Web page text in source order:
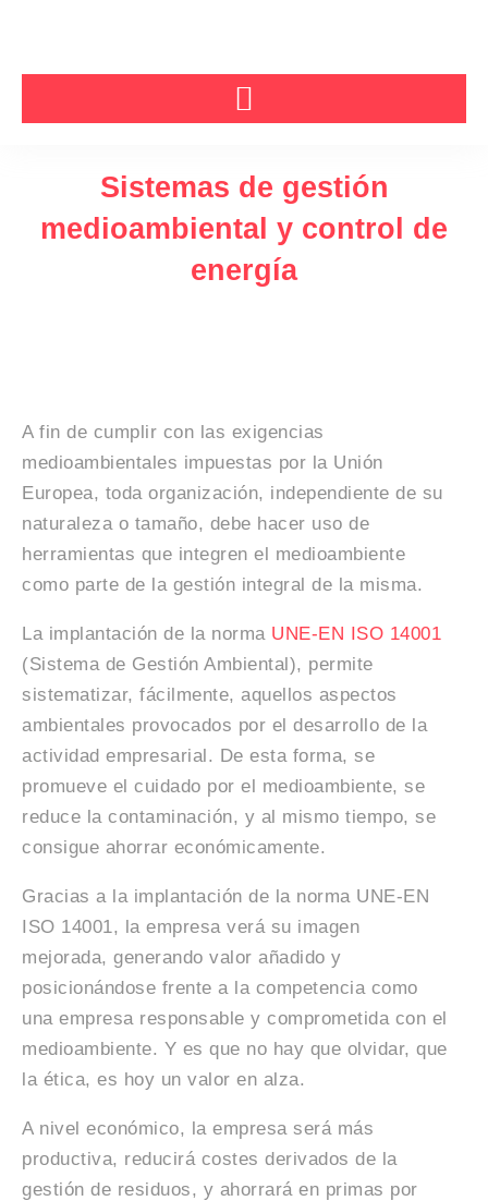
contenido
Sistemas de gestión
medioambiental y control de
energía
A fin de cumplir con las exigencias
medioambientales impuestas por la Unión
Europea, toda organización, independiente de su
naturaleza o tamaño, debe hacer uso de
herramientas que integren el medioambiente
como parte de la gestión integral de la misma.
La implantación de la norma UNE-EN ISO 14001
(Sistema de Gestión Ambiental), permite
sistematizar, fácilmente, aquellos aspectos
ambientales provocados por el desarrollo de la
actividad empresarial. De esta forma, se
promueve el cuidado por el medioambiente, se
reduce la contaminación, y al mismo tiempo, se
consigue ahorrar económicamente.
Gracias a la implantación de la norma UNE-EN
ISO 14001, la empresa verá su imagen
mejorada, generando valor añadido y
posicionándose frente a la competencia como
una empresa responsable y comprometida con el
medioambiente. Y es que no hay que olvidar, que
la ética, es hoy un valor en alza.
A nivel económico, la empresa será más
productiva, reducirá costes derivados de la
gestión de residuos, y ahorrará en primas por